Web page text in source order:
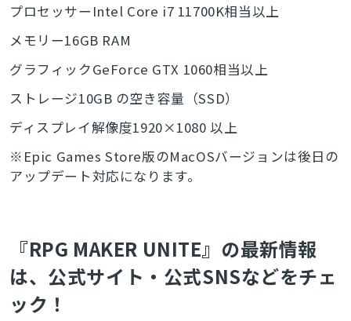
プロセッサーIntel Core i7 11700K相当以上
メモリー16GB RAM
グラフィックGeForce GTX 1060相当以上
ストレージ10GB の空き容量（SSD）
ディスプレイ解像度1920×1080 以上
※Epic Games Store版のMacOSバージョンは後日の
アップデート対応になります。
『RPG MAKER UNITE』の最新情報
は、公式サイト・公式SNSなどをチェ
ック！